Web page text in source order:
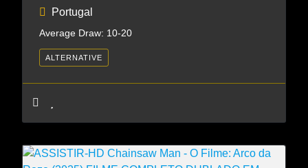
Portugal
Average Draw: 10-20
ALTERNATIVE